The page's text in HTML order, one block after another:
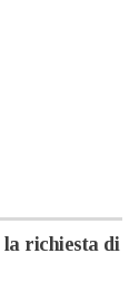
la richiesta di